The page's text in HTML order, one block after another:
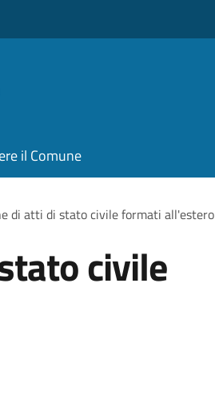
il Comune
di atti di stato civile formati all'estero
civile